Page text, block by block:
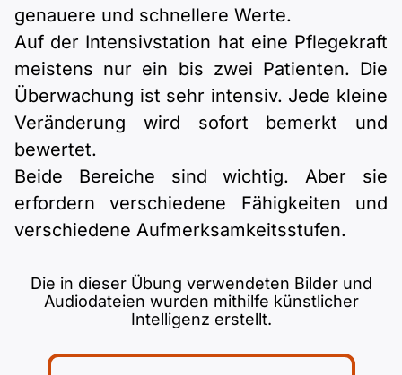
genauere und schnellere Werte.
Auf der Intensivstation hat eine Pflegekraft
meistens nur ein bis zwei Patienten. Die
Überwachung ist sehr intensiv. Jede kleine
Veränderung wird sofort bemerkt und
bewertet.
Beide Bereiche sind wichtig. Aber sie
erfordern verschiedene Fähigkeiten und
verschiedene Aufmerksamkeitsstufen.
Die in dieser Übung verwendeten Bilder und
Audiodateien wurden mithilfe künstlicher
Intelligenz erstellt.